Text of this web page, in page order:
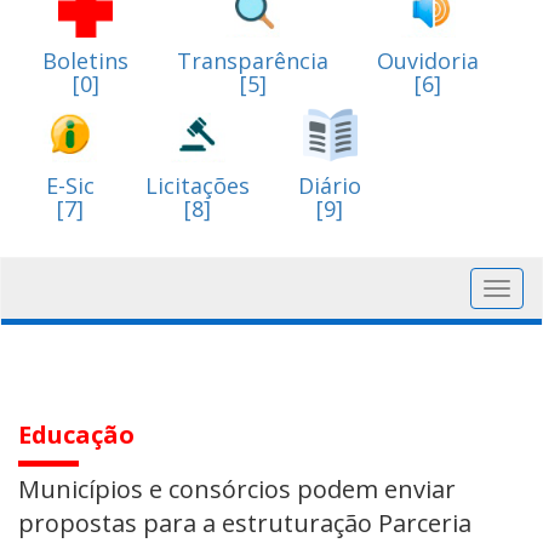
Boletins
[0]
Transparência
[5]
Ouvidoria
[6]
E-Sic
[7]
Licitações
[8]
Diário
[9]
Educação
Municípios e consórcios podem enviar
propostas para a estruturação Parceria